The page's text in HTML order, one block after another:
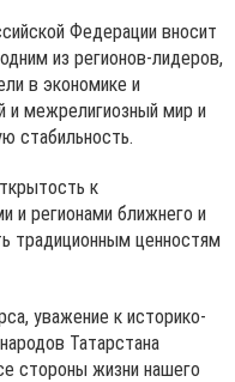
Федерации вносит
из регионов-лидеров,
в экономике и
и межрелигиозный мир и
стабильность.
к
и регионами ближнего и
традиционным ценностям
уважение к историко-
Татарстана
стороны жизни нашего